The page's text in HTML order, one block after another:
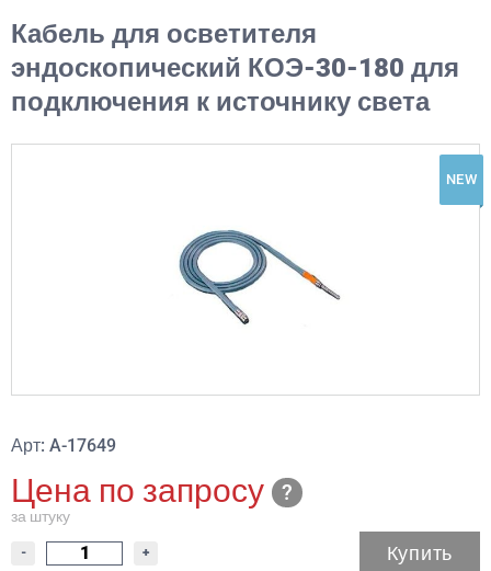
Кабель для осветителя
эндоскопический КОЭ-30-180 для
подключения к источнику света
NEW
Арт: A-17649
Цена по запросу
за штуку
- + Купить